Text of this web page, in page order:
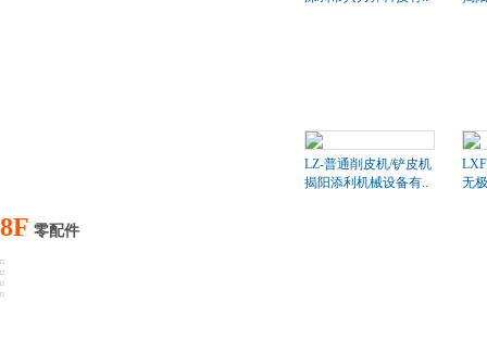
LZ-普通削皮机/铲皮机
揭阳添利机械设备有..
无
8F 零配件